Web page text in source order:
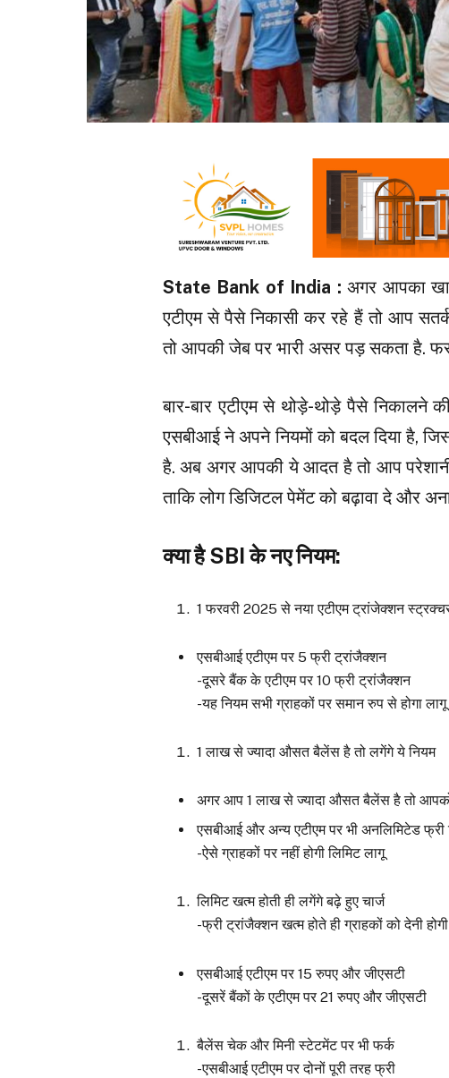
State Bank of India :अगर आपका
एटीएम से पैसे निकासी कर रहे हैं तो आप
तो आपकी जेब पर भारी असर पड़ सकता है.
बार-बार एटीएम से थोड़े-थोड़े पैसे
एसबीआई ने अपने नियमों को बदल दिया है,
है. अब अगर आपकी ये आदत है तो आप
ताकि लोग डिजिटल पेमेंट को बढ़ावा दे और
क्या है SBI के नए नियम:
1 फरवरी 2025 से नया एटीएम ट्रांजेक्शन
एसबीआई एटीएम पर 5 फ्री ट्रांजैक्शन
-दूसरे बैंक के एटीएम पर 10 फ्री ट्रांजैक्शन
-यह नियम सभी ग्राहकों पर समान रुप से होगा लागू
1 लाख से ज्यादा औसत बैलेंस है तो लगेंगे ये नियम
अगर आप 1 लाख से ज्यादा औसत बैलेंस है तो
एसबीआई और अन्य एटीएम पर भी अनलिमिटेड
-ऐसे ग्राहकों पर नहीं होगी लिमिट लागू
लिमिट खत्म होती ही लगेंगे बढ़े हुए चार्ज
-फ्री ट्रांजैक्शन खत्म होते ही ग्राहकों को देनी
एसबीआई एटीएम पर 15 रुपए और जीएसटी
-दूसरें बैंकों के एटीएम पर 21 रुपए और जीएसटी
बैलेंस चेक और मिनी स्टेटमेंट पर भी फर्क
-एसबीआई एटीएम पर दोनों पूरी तरह फ्री